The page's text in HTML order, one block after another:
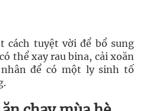
cách tuyệt vời để bổ sung
thể xay rau bina, cải xoăn
để có một ly sinh tố